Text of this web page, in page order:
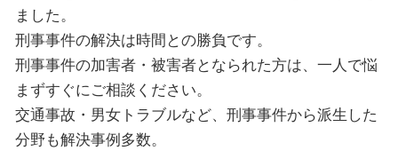
ました。
刑事事件の解決は時間との勝負です。
刑事事件の加害者・被害者となられた方は、一人で悩
まずすぐにご相談ください。
交通事故・男女トラブルなど、刑事事件から派生した
分野も解決事例多数。